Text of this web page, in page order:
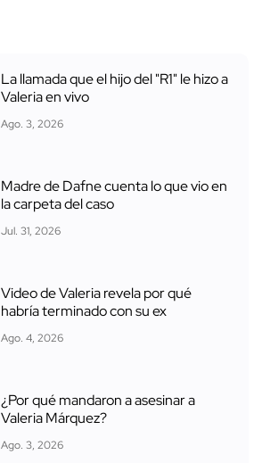
La llamada que el hijo del "R1" le hizo a
Valeria en vivo
Ago. 3, 2026
Madre de Dafne cuenta lo que vio en
la carpeta del caso
Jul. 31, 2026
Video de Valeria revela por qué
habría terminado con su ex
Ago. 4, 2026
¿Por qué mandaron a asesinar a
Valeria Márquez?
Ago. 3, 2026